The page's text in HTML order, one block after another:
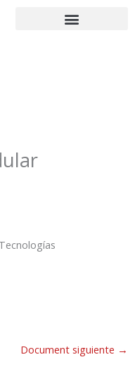
Document siguiente →